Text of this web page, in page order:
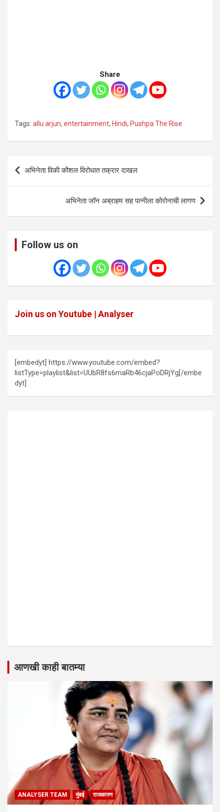
Share
Tags: allu arjun, entertainment, Hindi, Pushpa The Rise
Post
navigation
अभिनेता विकी कौशल विरोधात तक्रार दाखल
अभिनेता जॉन अब्राहम सह पत्नीला कोरोनाची लागण
Follow us on
Join us on Youtube | Analyser
[embedyt] https://www.youtube.com/embed?
listType=playlist&list=UUbR8fs6maRb46cjaPoDRjYg[/embe
dyt]
आणखी काही बातम्या
ANALYSER TEAM मुंबई राजकारण